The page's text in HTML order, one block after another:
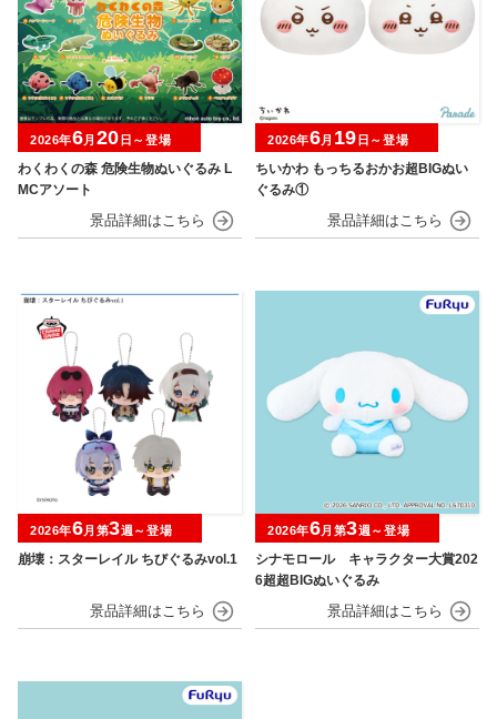
わくわくの森 危険生物ぬいぐるみ L
MCアソート
2026年6月 20 日～登場
ちいかわ もっちるおかお超BIGぬい
ぐるみ①
2026年6月 19 日～登場
崩壊：スターレイル ちびぐるみvol.1
2026年6月第3週～登場
シナモロール キャラクター大賞202
6超超BIGぬいぐるみ
2026年6月第3週～登場